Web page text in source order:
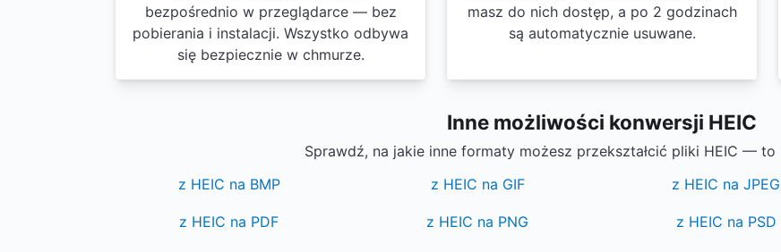
bezpośrednio w przeglądarce — bez
pobierania i instalacji. Wszystko odbywa
się bezpiecznie w chmurze.
masz do nich dostęp, a po 2 godzinach
są automatycznie usuwane.
Inne możliwości konwersji HEIC
Sprawdź, na jakie inne formaty możesz przekształcić pliki HEIC — to
z HEIC na BMP
z HEIC na GIF z HEIC na JPEG
z HEIC na PDF z HEIC na PNG z HEIC na PSD